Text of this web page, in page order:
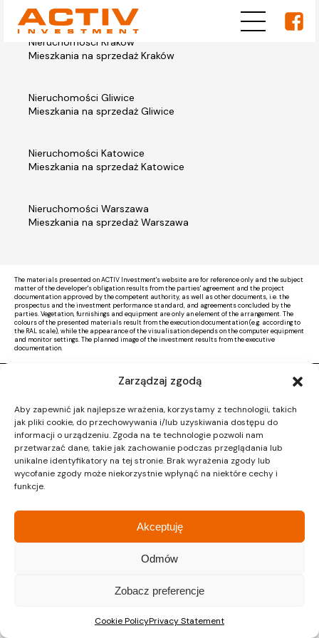
Zarządzaj zgodą
Aby zapewnić jak najlepsze wrażenia, korzystamy z technologii, takich
jak pliki cookie, do przechowywania i/lub uzyskiwania dostępu do
informacji o urządzeniu. Zgoda na te technologie pozwoli nam
przetwarzać dane, takie jak zachowanie podczas przeglądania lub
unikalne identyfikatory na tej stronie. Brak wyrażenia zgody lub
wycofanie zgody może niekorzystnie wpłynąć na niektóre cechy i
funkcje.
Akceptuję
Odmów
Zobacz preferencje
Cookie PolicyPrivacy Statement
Nieruchomości Kraków
Mieszkania na sprzedaż Kraków
Nieruchomości Gliwice
Mieszkania na sprzedaż Gliwice
Nieruchomości Katowice
Mieszkania na sprzedaż Katowice
Nieruchomości Warszawa
Mieszkania na sprzedaż Warszawa
The materials presented on ACTIV Investment's website are for reference only and the subject
matter of the developer's obligation results from the parties' agreement and the project
documentation approved by the competent authority, as well as other documents, i.e. the
prospectus and the investment performance standard, and agreements concluded by the
parties. Vegetation, furnishings and equipment are only an element of the arrangement. The
colours of the presented materials result from the execution documentation (e.g. according to
the RAL scale), while the appearance of the visualisation depends on the computer equipment
and monitor settings. The planned image of the investment results from the executive
documentation.
Activ Investment|Polityka prywatności
Design by CTL MEDIA | Strona www: Proformat